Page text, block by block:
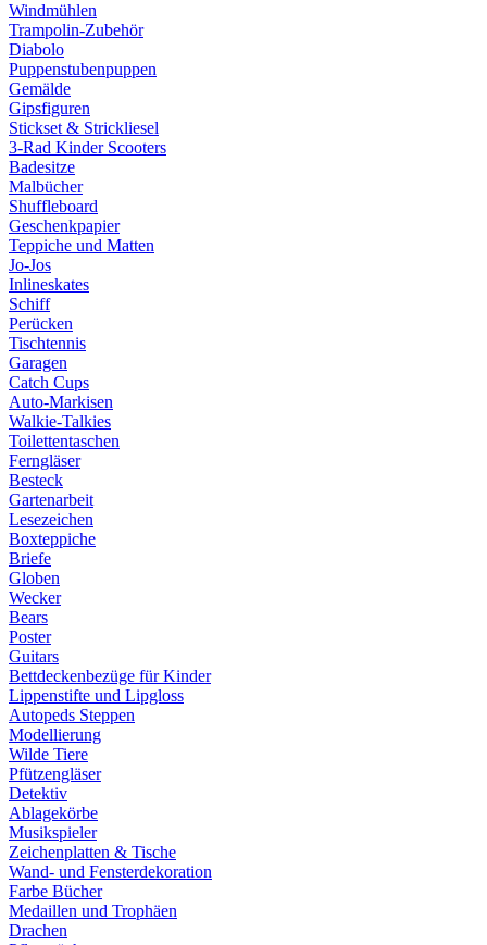
Windmühlen
Trampolin-Zubehör
Diabolo
Puppenstubenpuppen
Gemälde
Gipsfiguren
Stickset & Strickliesel
3-Rad Kinder Scooters
Badesitze
Malbücher
Shuffleboard
Geschenkpapier
Teppiche und Matten
Jo-Jos
Inlineskates
Schiff
Perücken
Tischtennis
Garagen
Catch Cups
Auto-Markisen
Walkie-Talkies
Toilettentaschen
Ferngläser
Besteck
Gartenarbeit
Lesezeichen
Boxteppiche
Briefe
Globen
Wecker
Bears
Poster
Guitars
Bettdeckenbezüge für Kinder
Lippenstifte und Lipgloss
Autopeds Steppen
Modellierung
Wilde Tiere
Pfützengläser
Detektiv
Ablagekörbe
Musikspieler
Zeichenplatten & Tische
Wand- und Fensterdekoration
Farbe Bücher
Medaillen und Trophäen
Drachen